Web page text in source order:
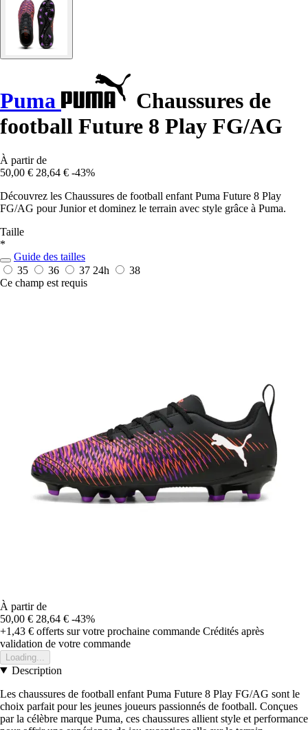
Puma
Chaussures de
football Future 8 Play FG/AG
À partir de
50,00 € 28,64 € -43%
Découvrez les Chaussures de football enfant Puma Future 8 Play
FG/AG pour Junior et dominez le terrain avec style grâce à Puma.
Taille
*
Guide des tailles
35
36 37 24h
38
Ce champ est requis
À partir de
50,00 € 28,64 € -43%
+1,43 € offerts sur votre prochaine commande Crédités après
validation de votre commande
Loading...
Description
Les chaussures de football enfant Puma Future 8 Play FG/AG sont le
choix parfait pour les jeunes joueurs passionnés de football. Conçues
par la célèbre marque Puma, ces chaussures allient style et performance